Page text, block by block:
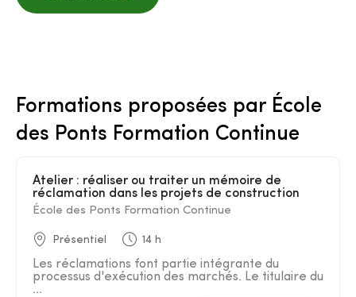
Formations proposées par École
des Ponts Formation Continue
Atelier : réaliser ou traiter un mémoire de
réclamation dans les projets de construction
École des Ponts Formation Continue
Présentiel 14 h
Les réclamations font partie intégrante du
processus d'exécution des marchés. Le titulaire du
...